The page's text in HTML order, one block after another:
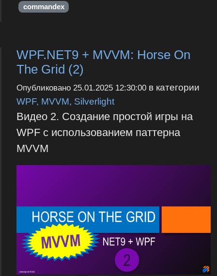
commandex
WPF.NET9 + MVVM: Horse On
The Grid (2)
Опубликовано 25.01.2025 12:30:00в категории
WPF, MVVM, Silverlight
Видео 2. Создание простой игры на
WPF с использованием паттерна
MVVM